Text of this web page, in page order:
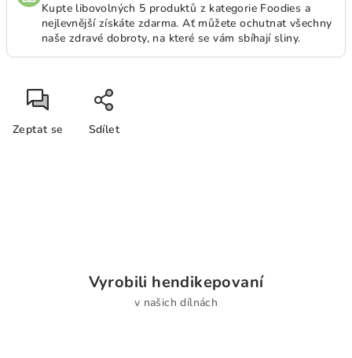
Kupte libovolných 5 produktů z kategorie Foodies a
nejlevnější získáte zdarma. Ať můžete ochutnat všechny
naše zdravé dobroty, na které se vám sbíhají sliny.
Zeptat se Sdílet
Vyrobili hendikepovaní
v našich dílnách